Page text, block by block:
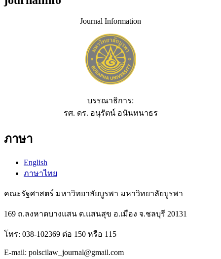
Journal Information
บรรณาธิการ:
รศ. ดร. อนุรัตน์ อนันทนาธร
ภาษา
English
ภาษาไทย
คณะรัฐศาสตร์ มหาวิทยาลัยบูรพา มหาวิทยาลัยบูรพา
169 ถ.ลงหาดบางแสน ต.แสนสุข อ.เมือง จ.ชลบุรี 20131
โทร: 038-102369 ต่อ 150 หรือ 115
E-mail: polscilaw_journal@gmail.com